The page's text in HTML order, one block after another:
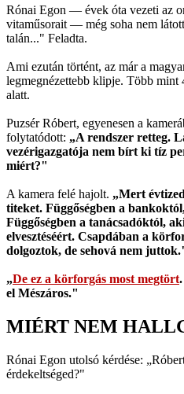
Rónai Egon — évek óta vezeti az
vitaműsorait — még soha nem
talán..." Feladta.
Ami ezután történt, az már a
legmegnézettebb klipje. Több mint
alatt.
Puzsér Róbert, egyenesen a
folytatódott: „A rendszer retteg.
vezérigazgatója nem bírt ki tíz
miért?"
A kamera felé hajolt. „Mert
titeket. Függőségben a
Függőségben a tanácsadóktól,
elvesztéséért. Csapdában a
dolgoztok, de sehová nem
„De ez a körforgás most megtört
el Mészáros."
MIÉRT NEM
Rónai Egon utolsó kérdése:
érdekeltséged?"